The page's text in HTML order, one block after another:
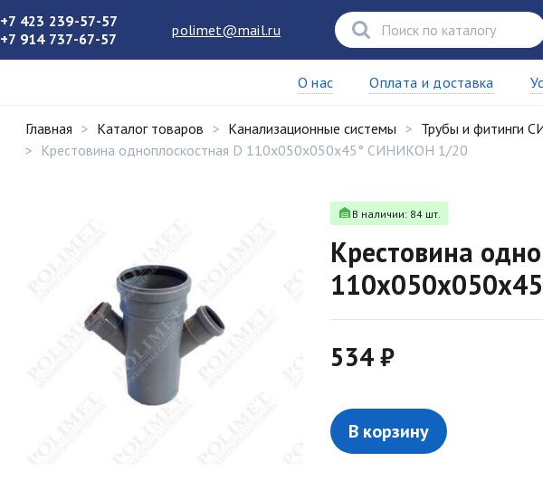
+7 423 239-57-57
+7 914 737-67-57
polimet@mail.ru
О нас Оплата и доставка
Главная Каталог товаров Канализационные системы Трубы и фитинги
Крестовина одноплоскостная D 110х050х050х45° СИНИКОН 1/20
В наличии: 84 шт.
Крестовина
534 ₽
В корзину